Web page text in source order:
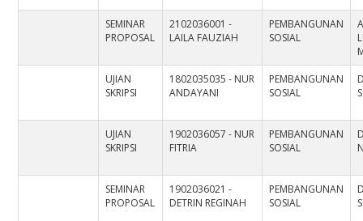
SEMINAR
PROPOSAL
2102036001 -
LAILA FAUZIAH
PEMBANGUNAN
SOSIAL
UJIAN
SKRIPSI
1802035035 - NUR
ANDAYANI
PEMBANGUNAN
SOSIAL
UJIAN
SKRIPSI
1902036057 - NUR
FITRIA
PEMBANGUNAN
SOSIAL
SEMINAR
PROPOSAL
1902036021 -
DETRIN REGINAH
PEMBANGUNAN
SOSIAL